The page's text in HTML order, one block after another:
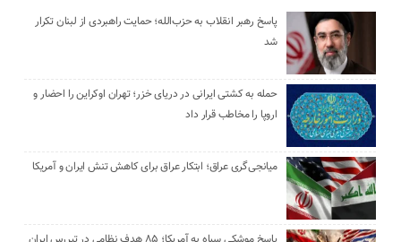
پاسخ رهبر انقلاب به حزب‌الله؛ حمایت راهبردی از لبنان تکرار
شد
حمله به کشتی ایرانی در دریای خزر؛ تهران اوکراین را احضار و
اروپا را مخاطب قرار داد
میانجی‌گری عراق؛ ابتکار عراق برای کاهش تنش ایران و آمریکا